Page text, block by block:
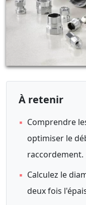
À retenir
▪ Comprendre
optimiser le
raccordement.
▪ Calculez le
deux fois